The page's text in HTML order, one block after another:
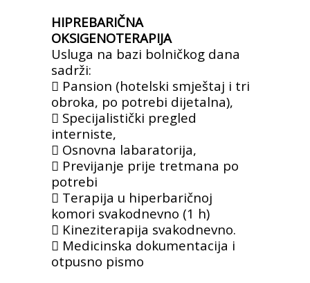
HIPREBARIČNA
OKSIGENOTERAPIJA
Usluga na bazi bolničkog dana
sadrži:
 Pansion (hotelski smještaj i tri
obroka, po potrebi dijetalna),
 Specijalistički pregled
interniste,
 Osnovna labaratorija,
 Previjanje prije tretmana po
potrebi
 Terapija u hiperbaričnoj
komori svakodnevno (1 h)
 Kineziterapija svakodnevno.
 Medicinska dokumentacija i
otpusno pismo